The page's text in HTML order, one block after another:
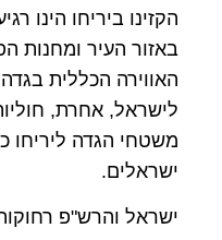
הקזינו ביריחו הינו
באזור העיר ומחנות
האווירה הכללית
לישראל, אחרת,
משטחי הגדה ליריחו
ישראלים.
ישראל והרש"פ